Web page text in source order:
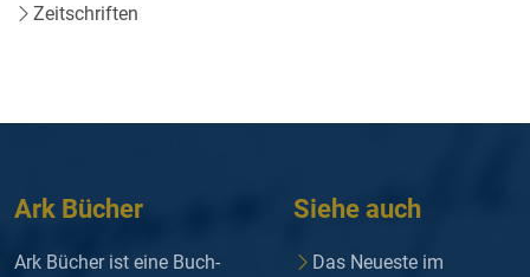
Zeitschriften
Ark Bücher
Ark Bücher ist eine Buch-
Siehe auch
Das Neueste im